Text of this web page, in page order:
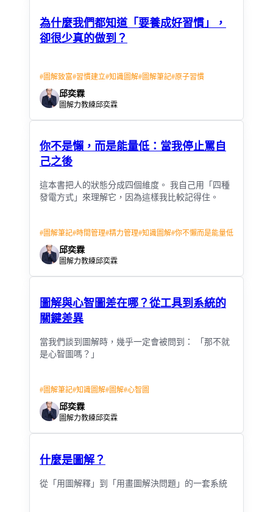
為什麼我們都知道「要養成好習慣」，
卻很少真的做到？
#圖解致富#習慣建立#知識圖解#圖解筆記#原子習慣
邱奕霖
圖解力教練邱奕霖
你不是懶，而是能量低：當我停止罵自
己之後
這本書把人的狀態分成四個維度。 我自己用「四種
發電方式」來理解它，因為這樣我比較記得住。
#圖解筆記#時間管理#精力管理#知識圖解#你不懶而是能量低
邱奕霖
圖解力教練邱奕霖
圖解與心智圖差在哪？從工具到系統的
關鍵差異
當我們談到圖解時，幾乎一定會被問到： 「那不就
是心智圖嗎？」
#圖解筆記#知識圖解#圖解#心智圖
邱奕霖
圖解力教練邱奕霖
什麼是圖解？
從「用圖解釋」到「用畫圖解決問題」的一套系統